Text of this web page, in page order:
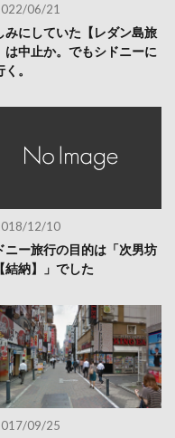
06/21
みにしていた【レダン島旅
は中止か。でもシドニーに
。
12/10
ニー旅行の目的は「次男坊
結納】」でした
09/25